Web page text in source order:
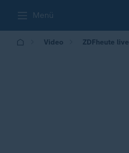
Menü
Video ZDFheute live